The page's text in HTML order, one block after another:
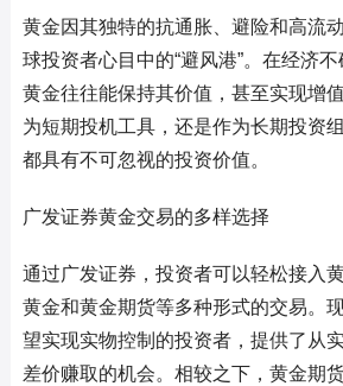
黄金因其独特的抗通胀、避险和高流
球投资者心目中的“避风港”。在经济不
黄金往往能保持其价值，甚至实现增
为短期投机工具，还是作为长期投资
都具有不可忽视的投资价值。
广发证券黄金交易的多样选择
通过广发证券，投资者可以轻松接入
黄金和黄金期货等多种形式的交易。
望实现实物控制的投资者，提供了从
差价赚取的机会。相较之下，黄金期